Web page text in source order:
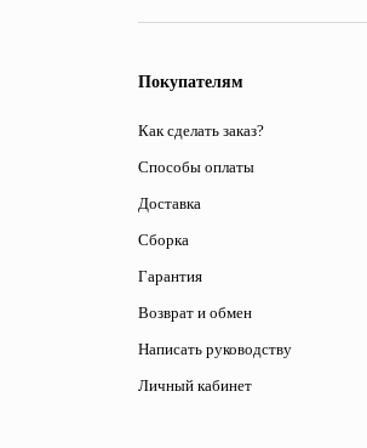
Покупателям
Как сделать заказ?
Способы оплаты
Доставка
Сборка
Гарантия
Возврат и обмен
Написать руководству
Личный кабинет